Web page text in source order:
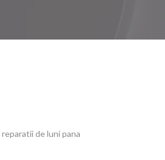
de luni pana